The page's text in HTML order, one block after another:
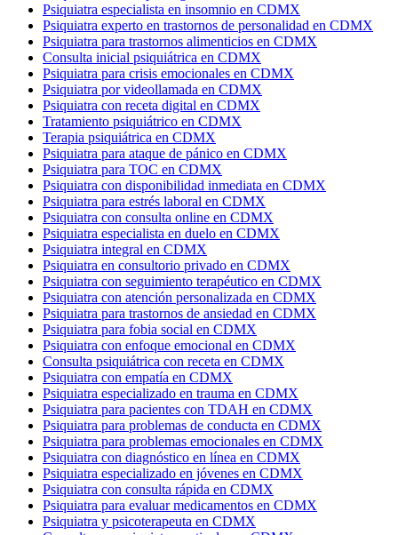
Psiquiatra especialista en insomnio en CDMX
Psiquiatra experto en trastornos de personalidad en CDMX
Psiquiatra para trastornos alimenticios en CDMX
Consulta inicial psiquiátrica en CDMX
Psiquiatra para crisis emocionales en CDMX
Psiquiatra por videollamada en CDMX
Psiquiatra con receta digital en CDMX
Tratamiento psiquiátrico en CDMX
Terapia psiquiátrica en CDMX
Psiquiatra para ataque de pánico en CDMX
Psiquiatra para TOC en CDMX
Psiquiatra con disponibilidad inmediata en CDMX
Psiquiatra para estrés laboral en CDMX
Psiquiatra con consulta online en CDMX
Psiquiatra especialista en duelo en CDMX
Psiquiatra integral en CDMX
Psiquiatra en consultorio privado en CDMX
Psiquiatra con seguimiento terapéutico en CDMX
Psiquiatra con atención personalizada en CDMX
Psiquiatra para trastornos de ansiedad en CDMX
Psiquiatra para fobia social en CDMX
Psiquiatra con enfoque emocional en CDMX
Consulta psiquiátrica con receta en CDMX
Psiquiatra con empatía en CDMX
Psiquiatra especializado en trauma en CDMX
Psiquiatra para pacientes con TDAH en CDMX
Psiquiatra para problemas de conducta en CDMX
Psiquiatra para problemas emocionales en CDMX
Psiquiatra con diagnóstico en línea en CDMX
Psiquiatra especializado en jóvenes en CDMX
Psiquiatra con consulta rápida en CDMX
Psiquiatra para evaluar medicamentos en CDMX
Psiquiatra y psicoterapeuta en CDMX